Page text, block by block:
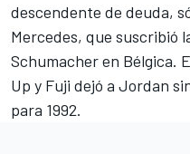
descendente de deuda,
Mercedes, que suscribió
Schumacheren Bélgica.
Up y Fuji dejó a Jordan
para 1992.